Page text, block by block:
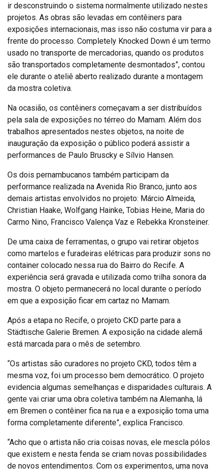
ir desconstruindo o sistema normalmente utilizado nestes
projetos. As obras são levadas em contêiners para
exposições internacionais, mas isso não costuma vir para a
frente do processo. Completely Knocked Down é um termo
usado no transporte de mercadorias, quando os produtos
são transportados completamente desmontados”, contou
ele durante o ateliê aberto realizado durante a montagem
da mostra coletiva.
Na ocasião, os contêiners começavam a ser distribuídos
pela sala de exposições no térreo do Mamam. Além dos
trabalhos apresentados nestes objetos, na noite de
inauguração da exposição o público poderá assistir a
performances de Paulo Bruscky e Sílvio Hansen.
Os dois pernambucanos também participam da
performance realizada na Avenida Rio Branco, junto aos
demais artistas envolvidos no projeto: Márcio Almeida,
Christian Haake, Wolfgang Hainke, Tobias Heine, Maria do
Carmo Nino, Francisco Valença Vaz e Rebekka Kronsteiner.
De uma caixa de ferramentas, o grupo vai retirar objetos
como martelos e furadeiras elétricas para produzir sons no
container colocado nessa rua do Bairro do Recife. A
experiência será gravada e utilizada como trilha sonora da
mostra. O objeto permanecerá no local durante o período
em que a exposição ficar em cartaz no Mamam.
Após a etapa no Recife, o projeto CKD parte para a
Städtische Galerie Bremen. A exposição na cidade alemã
está marcada para o mês de setembro.
“Os artistas são curadores no projeto CKD, todos têm a
mesma voz, foi um processo bem democrático. O projeto
evidencia algumas semelhanças e disparidades culturais. A
gente vai criar uma obra coletiva também na Alemanha, lá
em Bremen o contêiner fica na rua e a exposição toma uma
forma completamente diferente”, explica Francisco.
“Acho que o artista não cria coisas novas, ele mescla pólos
que existem e nesta fenda se criam novas possibilidades
de novos entendimentos. Com os experimentos, uma nova